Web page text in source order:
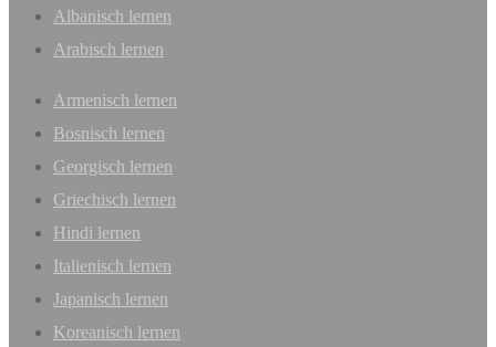
Albanisch lernen
Arabisch lernen
Armenisch lernen
Bosnisch lernen
Georgisch lernen
Griechisch lernen
Hindi lernen
Italienisch lernen
Japanisch lernen
Koreanisch lernen